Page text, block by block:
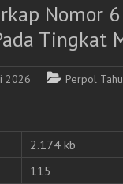
Nomor
Tingkat
2026
Perpol
2.174 kb
115